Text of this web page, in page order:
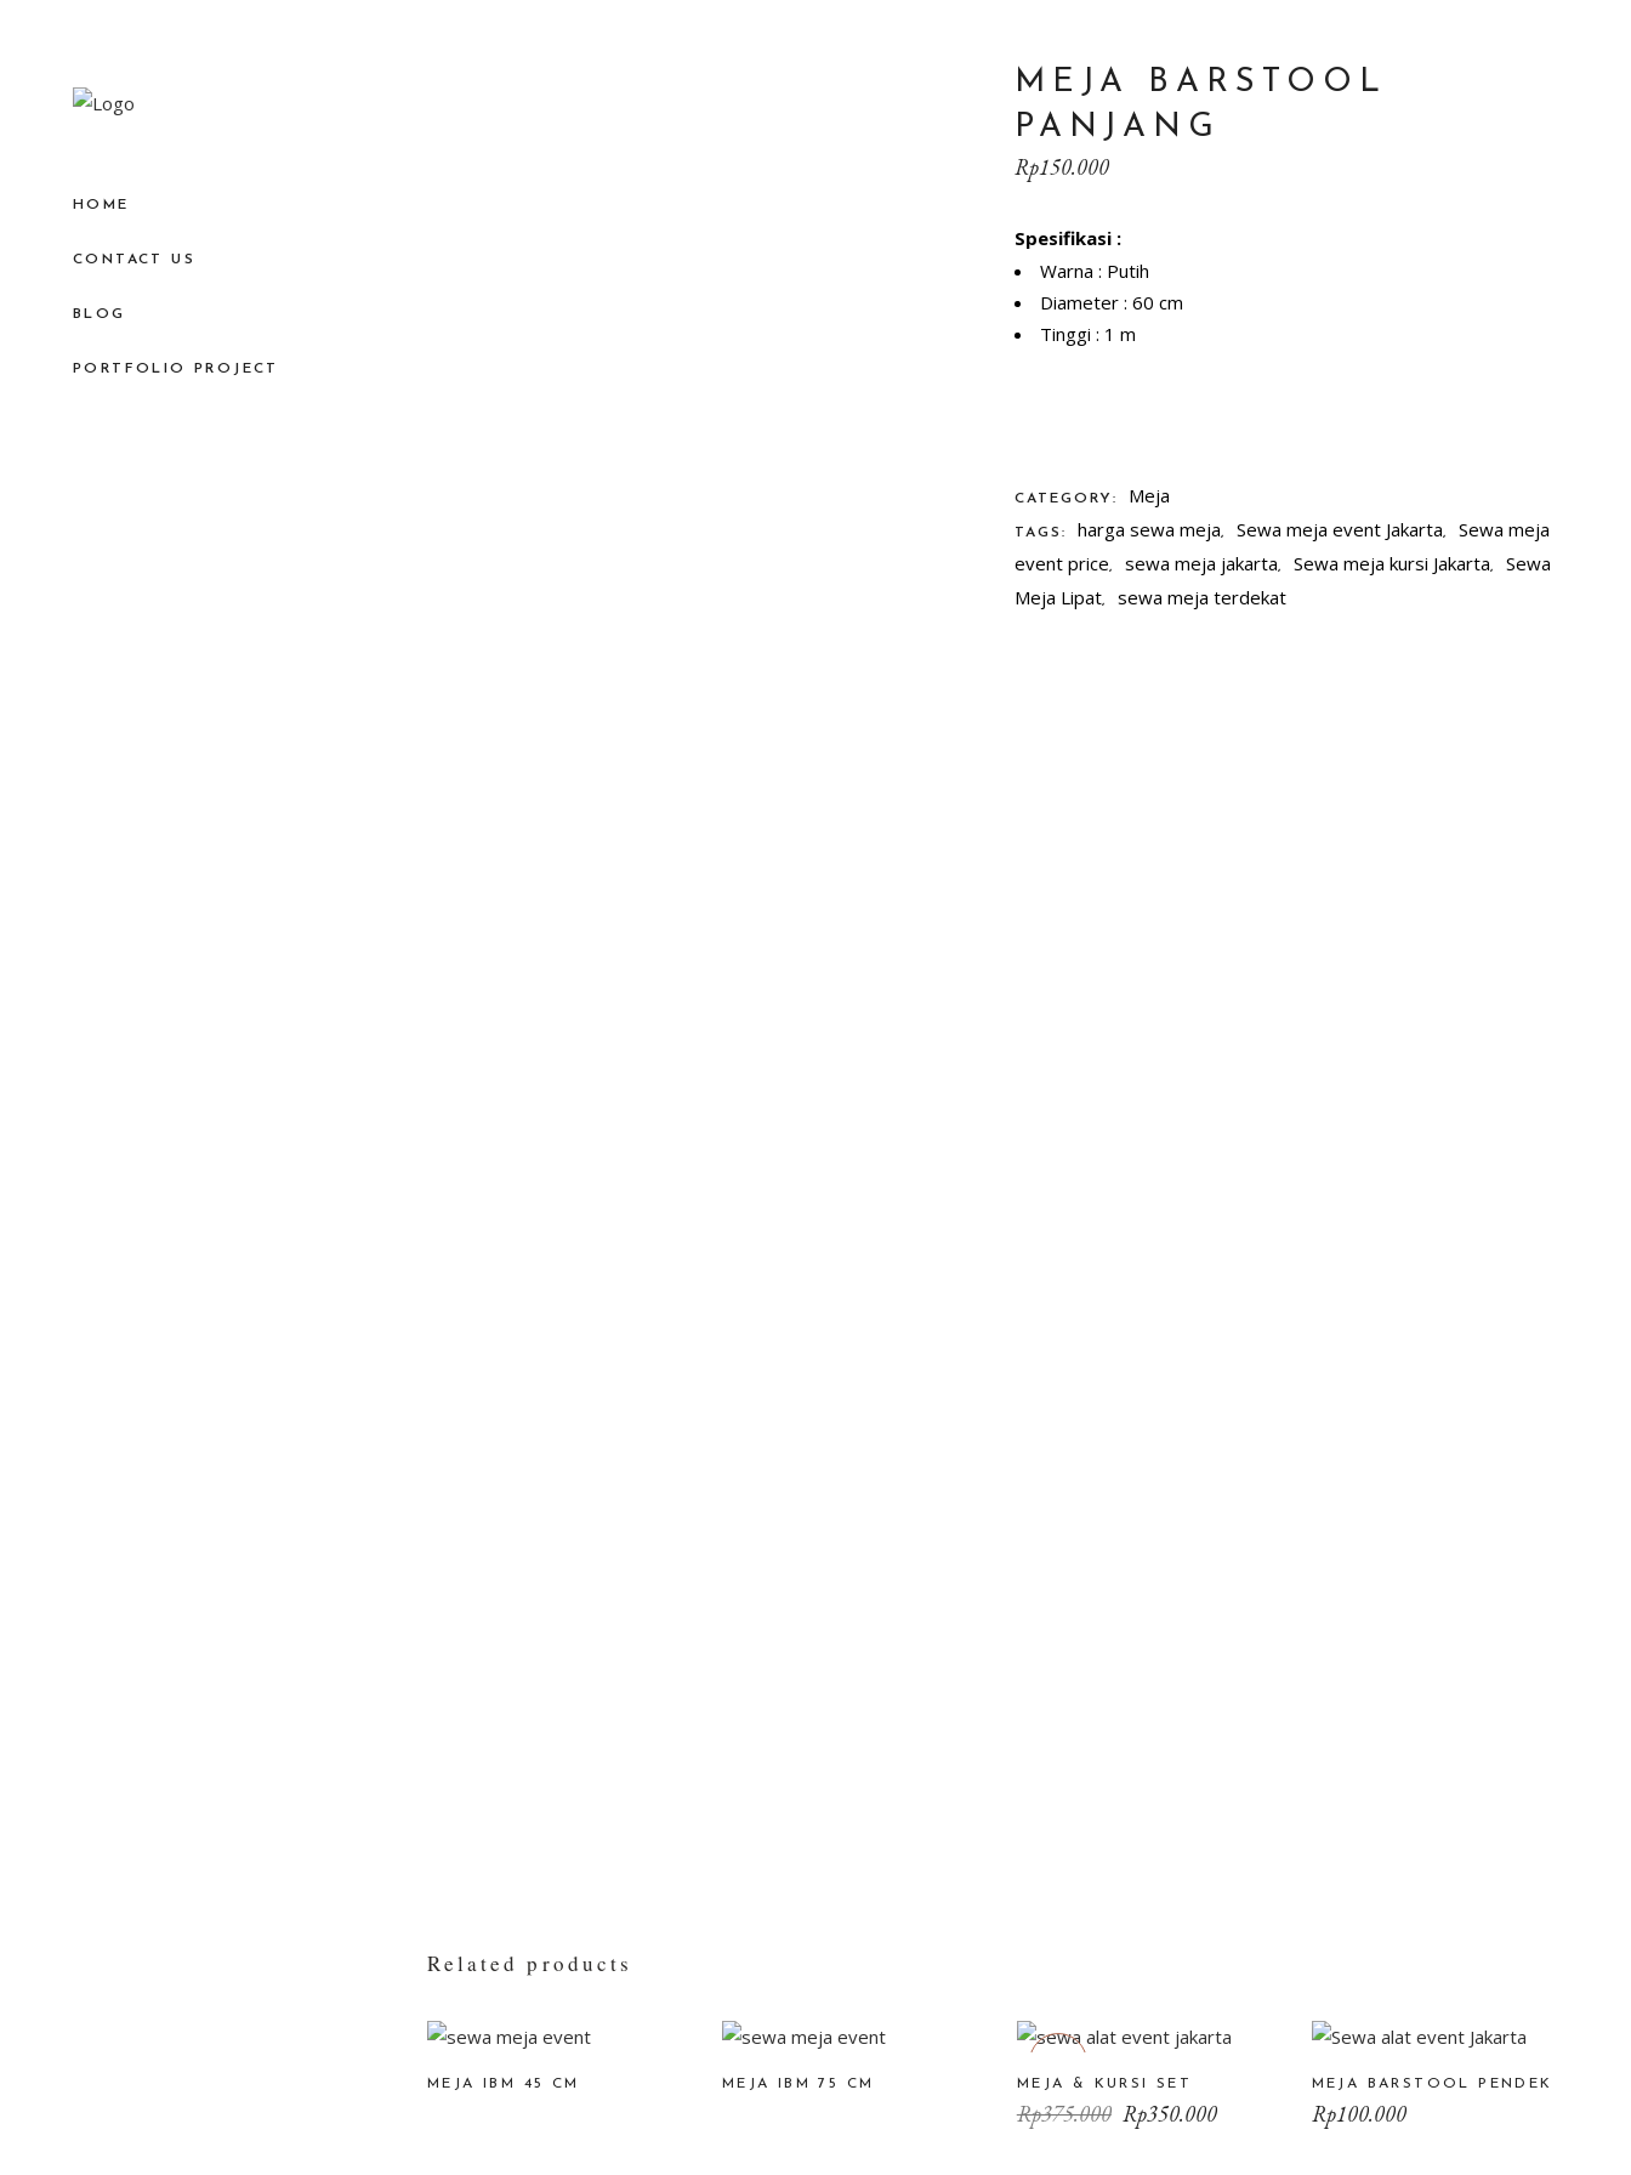
HOME
CONTACT US
BLOG
PORTFOLIO PROJECT
MEJA BARSTOOL
PANJANG
Rp150.000
Spesifikasi :
Warna : Putih
Diameter : 60 cm
Tinggi : 1 m
CATEGORY: Meja
TAGS: harga sewa meja, Sewa meja event Jakarta,
Sewa meja
event price, sewa meja jakarta, Sewa meja kursi Jakarta,
Sewa
Meja Lipat, sewa meja terdekat
Related products
MEJA IBM 45 CM MEJA IBM 75 CM MEJA & KURSI SET
Rp375.000 Original
Rp350.000Current
MEJA BARSTOOL PENDEK
Rp100.000